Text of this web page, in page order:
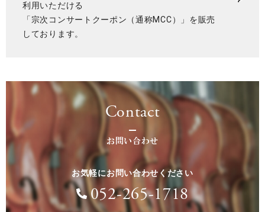
利用いただける
「宗次コンサートクーポン（通称MCC）」を販売
しております。
Contact
お問い合わせ
お気軽にお問い合わせください
052-265-1718